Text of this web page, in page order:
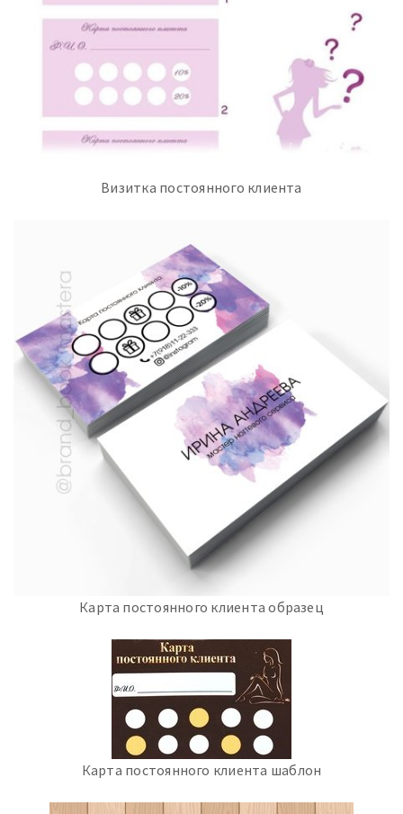
Визитка постоянного клиента
Карта постоянного клиента образец
Карта постоянного клиента шаблон